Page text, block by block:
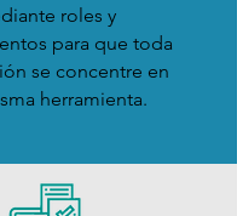
roles y
para que toda
se concentre en
herramienta.